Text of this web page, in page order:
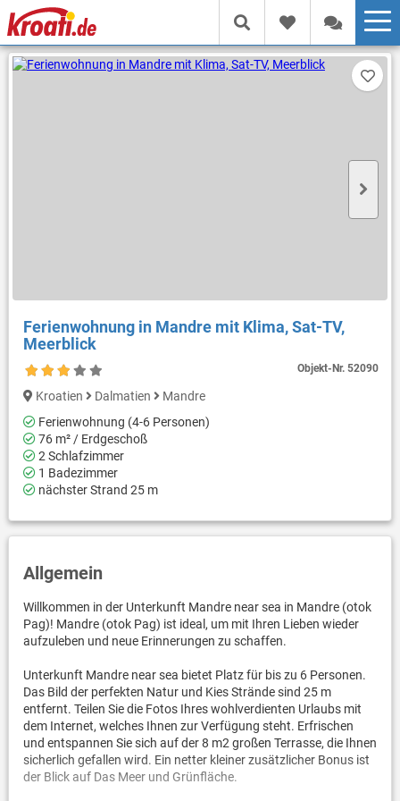
Ferienwohnung in Mandre mit Klima, Sat-TV,
Meerblick
Objekt-Nr.52090
Kroatien Dalmatien
Mandre
Ferienwohnung (4-6 Personen)
76 m² / Erdgeschoß
2 Schlafzimmer
1 Badezimmer
nächster Strand 25 m
Allgemein
Willkommen in der Unterkunft Mandre near sea in Mandre (otok
Pag)! Mandre (otok Pag) ist ideal, um mit Ihren Lieben wieder
aufzuleben und neue Erinnerungen zu schaffen.
Unterkunft Mandre near sea bietet Platz für bis zu 6 Personen.
Das Bild der perfekten Natur und Kies Strände sind 25 m
entfernt. Teilen Sie die Fotos Ihres wohlverdienten Urlaubs mit
dem Internet, welches Ihnen zur Verfügung steht. Erfrischen
und entspannen Sie sich auf der 8 m2 großen Terrasse, die Ihnen
sicherlich gefallen wird. Ein netter kleiner zusätzlicher Bonus ist
der Blick auf Das Meer und Grünfläche.